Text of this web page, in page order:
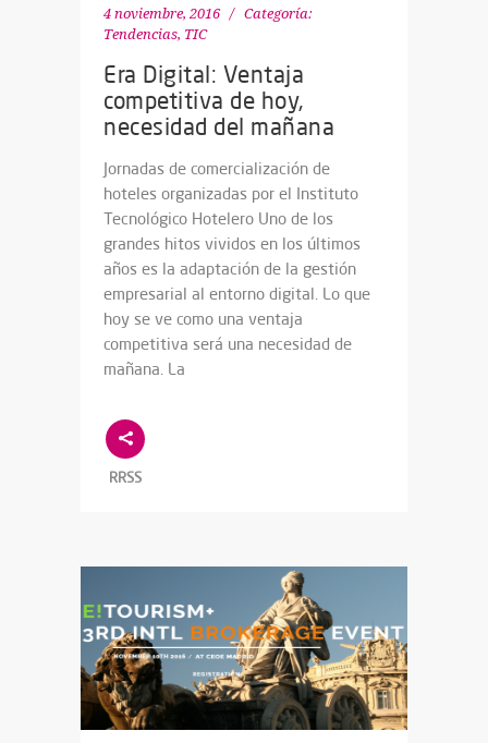
4 noviembre, 2016
Categoría:
Tendencias, TIC
Era Digital: Ventaja
competitiva de hoy,
necesidad del mañana
Jornadas de comercialización de
hoteles organizadas por el Instituto
Tecnológico Hotelero Uno de los
grandes hitos vividos en los últimos
años es la adaptación de la gestión
empresarial al entorno digital. Lo que
hoy se ve como una ventaja
competitiva será una necesidad de
mañana. La
RRSS